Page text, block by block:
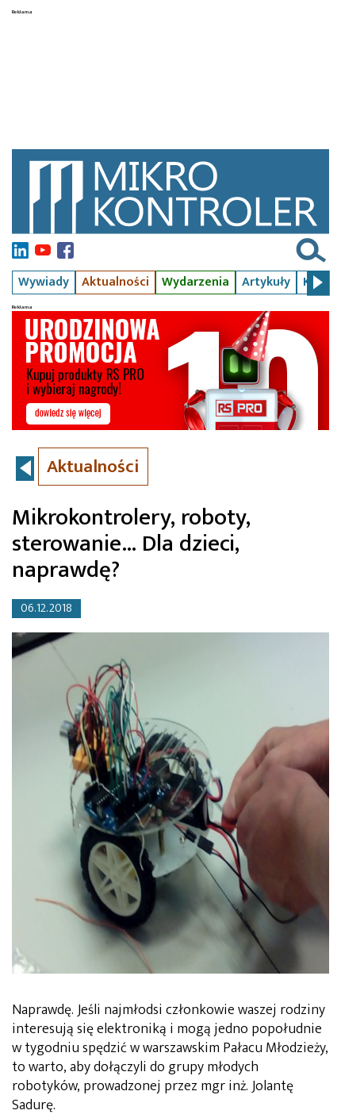
Wywiady Aktualności Wydarzenia Artykuły Kursy
Aktualności
Mikrokontrolery, roboty,
sterowanie… Dla dzieci,
naprawdę?
06.12.2018
Naprawdę. Jeśli najmłodsi członkowie waszej rodziny
interesują się elektroniką i mogą jedno popołudnie
w tygodniu spędzić w warszawskim Pałacu Młodzieży,
to warto, aby dołączyli do grupy młodych
robotyków, prowadzonej przez mgr inż. Jolantę
Sadurę.